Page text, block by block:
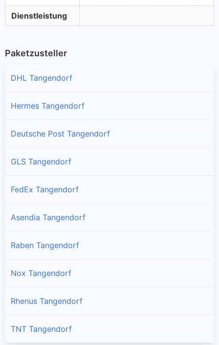
Dienstleistung
Paketzusteller
DHL Tangendorf
Hermes Tangendorf
Deutsche Post Tangendorf
GLS Tangendorf
FedEx Tangendorf
Asendia Tangendorf
Raben Tangendorf
Nox Tangendorf
Rhenus Tangendorf
TNT Tangendorf